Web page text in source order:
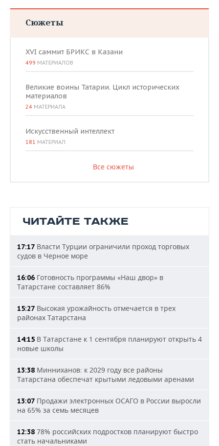
Сюжеты
XVI саммит БРИКС в Казани
499 МАТЕРИАЛОВ
Великие воины Татарии. Цикл исторических
материалов
24 МАТЕРИАЛА
Искусственный интеллект
181 МАТЕРИАЛ
Все сюжеты
ЧИТАЙТЕ ТАКЖЕ
17:17 Власти Турции ограничили проход торговых
судов в Черное море
16:06 Готовность программы «Наш двор» в
Татарстане составляет 86%
15:27 Высокая урожайность отмечается в трех
районах Татарстана
14:15 В Татарстане к 1 сентября планируют открыть 4
новые школы
13:38 Минниханов: к 2029 году все районы
Татарстана обеспечат крытыми ледовыми аренами
13:07 Продажи электронных ОСАГО в России выросли
на 65% за семь месяцев
12:38 78% российских подростков планируют быстро
стать начальниками